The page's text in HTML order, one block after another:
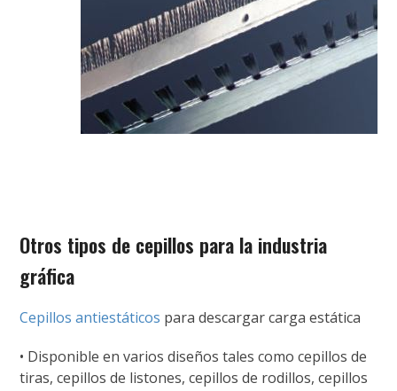
Otros tipos de cepillos para la industria
gráfica
Cepillos antiestáticos para descargar carga estática
• Disponible en varios diseños tales como cepillos de
tiras, cepillos de listones, cepillos de rodillos, cepillos